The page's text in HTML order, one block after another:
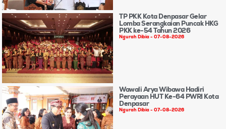
TP PKK Kota Denpasar Gelar
Lomba Serangkaian Puncak HKG
PKK ke-54 Tahun 2026
Ngurah Dibia 07-08-2026
Wawali Arya Wibawa Hadiri
Perayaan HUT Ke-64 PWRI Kota
Denpasar
Ngurah Dibia 07-08-2026